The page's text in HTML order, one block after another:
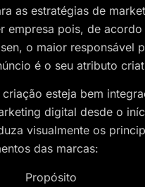
as estratégias de
empresa pois, de acordo
o maior responsável
é o seu atributo
esteja bem
digital desde o
visualmente os
das marcas:
Propósito